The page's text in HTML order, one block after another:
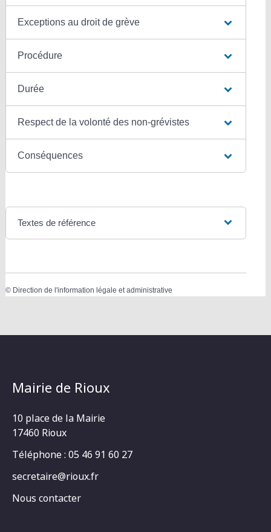
Exceptions au droit de grève
Procédure
Durée
Respect de la volonté des non-grévistes
Conséquences
Textes de référence
© Direction de l'information légale et administrative
Mairie de Rioux
10 place de la Mairie
17460 Rioux
Téléphone : 05 46 91 60 27
secretaire@rioux.fr
Nous contacter